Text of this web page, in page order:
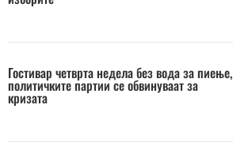
Гостивар четврта недела без вода за пиење,
политичките партии се обвинуваат за
кризата